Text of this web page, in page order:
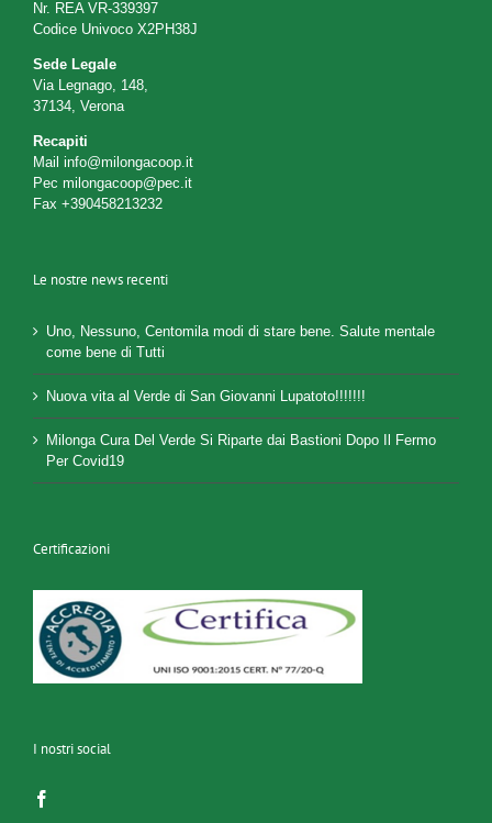
Nr. REA VR-339397
Codice Univoco X2PH38J
Sede Legale
Via Legnago, 148,
37134, Verona
Recapiti
Mail info@milongacoop.it
Pec milongacoop@pec.it
Fax +390458213232
Le nostre news recenti
Uno, Nessuno, Centomila modi di stare bene. Salute mentale
come bene di Tutti
Nuova vita al Verde di San Giovanni Lupatoto!!!!!!!
Milonga Cura Del Verde Si Riparte dai Bastioni Dopo Il Fermo
Per Covid19
Certificazioni
I nostri social